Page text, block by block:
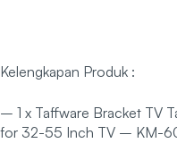
Kelengkapan Produk :
– 1 x Taffware Bracket TV
for 32-55 Inch TV – KM-